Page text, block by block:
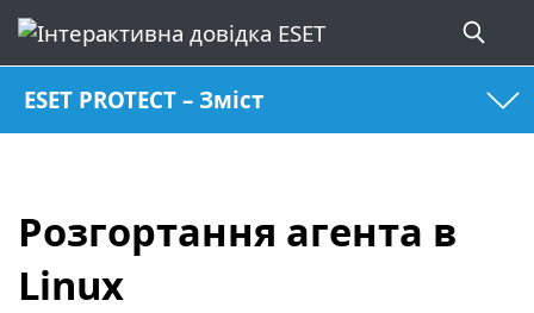
ESET PROTECT – Зміст
Розгортання агента в
Linux